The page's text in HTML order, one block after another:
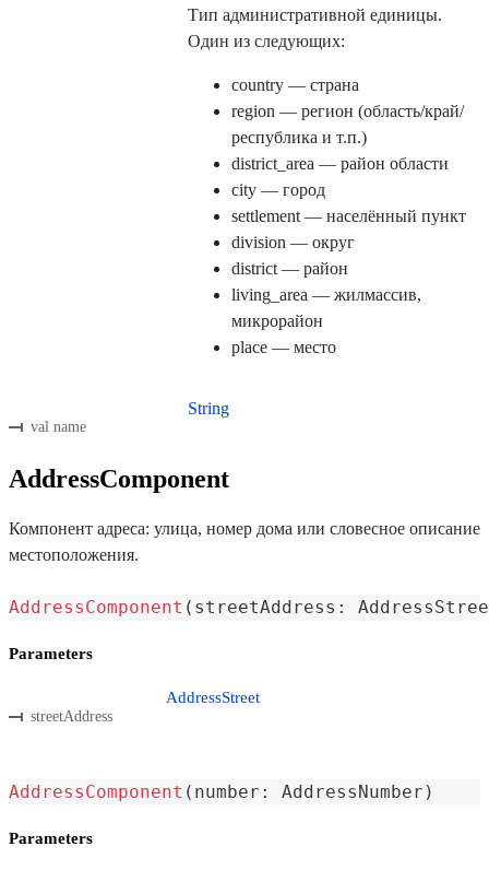
Тип административной единицы.
Один из следующих:
country — страна
region — регион (область/край/
республика и т.п.)
district_area — район области
city — город
settlement — населённый пункт
division — округ
district — район
living_area — жилмассив,
микрорайон
place — место
val name
String
AddressComponent
Компонент адреса: улица, номер дома или словесное описание
местоположения.
AddressComponent ( streetAddress :
Parameters
streetAddress
AddressStreet
AddressComponent ( number : AddressNumber )
Parameters